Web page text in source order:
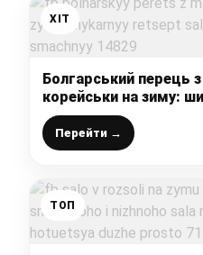
ХІТ
Болгарський перець
корейськи на зиму:
хрусткий і дуже
Перейти →
ТОП